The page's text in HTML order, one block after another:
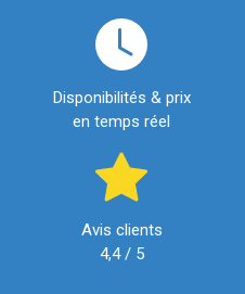
Disponibilités & prix
en temps réel
Avis clients
4,4 / 5